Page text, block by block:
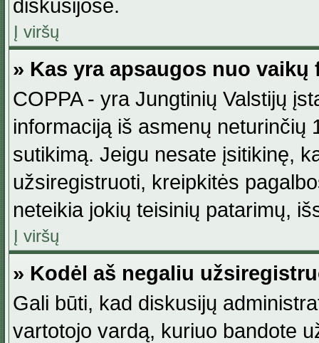
diskusijose.
Į viršų
» Kas yra apsaugos nuo vaikų
COPPA - yra Jungtinių Valstijų
informaciją iš asmenų neturinčių
sutikimą. Jeigu nesate įsitikinę,
užsiregistruoti, kreipkitės
neteikia jokių teisinių patarimų,
Į viršų
» Kodėl aš negaliu
Gali būti, kad diskusijų
vartotojo vardą, kuriuo bandote